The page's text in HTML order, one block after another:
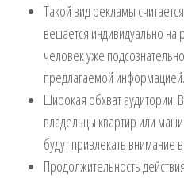
Такой вид рекламы
вешается индивидуально на
человек уже
предлагаемой информацией.
Широкая обхват аудитории.
владельцы квартир или
будут привлекать
Продолжительность